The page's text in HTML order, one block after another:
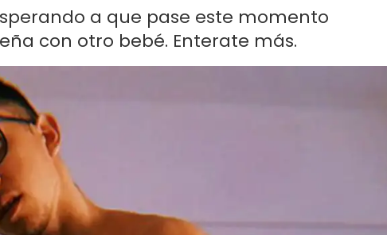
a que pase este momento
con otro bebé. Enterate más.